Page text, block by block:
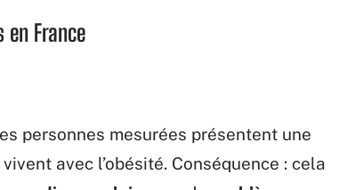
France
personnes mesurées présentent une
avec l’obésité. Conséquence : cela